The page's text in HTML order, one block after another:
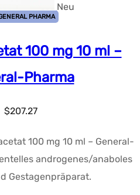
Neu
PHARMA
100 mg 10 ml –
Pharma
$207.27
100 mg 10 ml – General-
androgenes/anaboles
Gestagenpräparat.